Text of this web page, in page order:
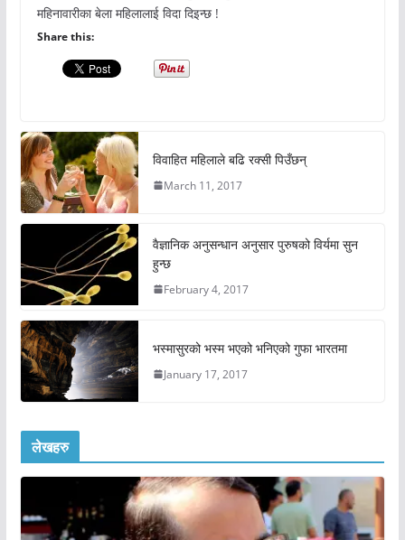
महिनावारीका बेला महिलालाई विदा दिइन्छ !
Share this:
विवाहित महिलाले बढि रक्सी पिउँछन्
March 11, 2017
वैज्ञानिक अनुसन्धान अनुसार पुरुषको विर्यमा सुन
हुन्छ
February 4, 2017
भस्मासुरको भस्म भएको भनिएको गुफा भारतमा
January 17, 2017
लेखहरु